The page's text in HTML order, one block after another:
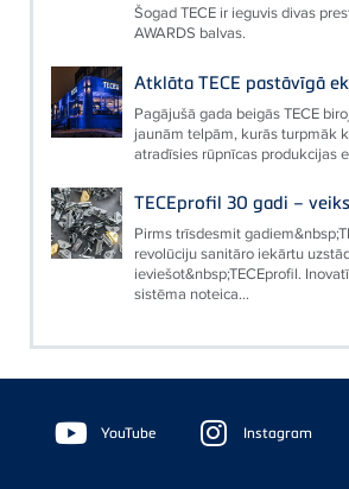
Šogad TECE ir ieguvis divas
AWARDS balvas.
Atklāta TECE pastāvīgā
Pagājušā gada beigās TECE
jaunām telpām, kurās turpmāk
atradīsies rūpnīcas produkcijas
TECEprofil 30 gadi –
Pirms trīsdesmit
revolūciju sanitāro iekārtu
ieviešot&nbsp;TECEprofil.
sistēma noteica...
Floating
Sidebar YouTube Instagram